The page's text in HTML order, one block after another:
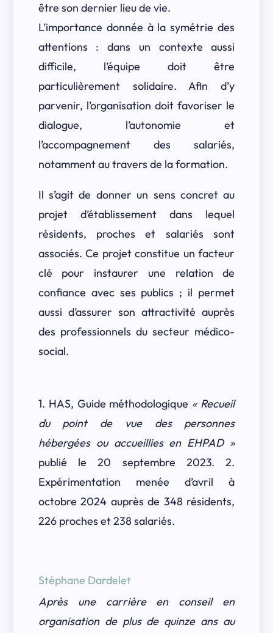
être son dernier lieu de vie.
L’importance donnée à la symétrie des
attentions : dans un contexte aussi
difficile, l’équipe doit être
particulièrement solidaire. Afin d’y
parvenir, l’organisation doit favoriser le
dialogue, l’autonomie et
l’accompagnement des salariés,
notamment au travers de la formation.
Il s’agit de donner un sens concret au
projet d’établissement dans lequel
résidents, proches et salariés sont
associés. Ce projet constitue un facteur
clé pour instaurer une relation de
confiance avec ses publics ; il permet
aussi d’assurer son attractivité auprès
des professionnels du secteur médico-
social.
1. HAS, Guide méthodologique « Recueil
du point de vue des personnes
hébergées ou accueillies en EHPAD »
publié le 20 septembre 2023. 2.
Expérimentation menée d’avril à
octobre 2024 auprès de 348 résidents,
226 proches et 238 salariés.
Stéphane Dardelet
Après une carrière en conseil en
organisation de plus de quinze ans au